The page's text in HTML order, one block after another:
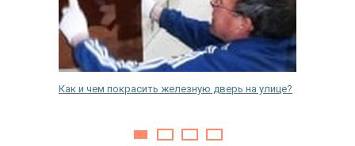
Как и чем покрасить железную дверь на улице?